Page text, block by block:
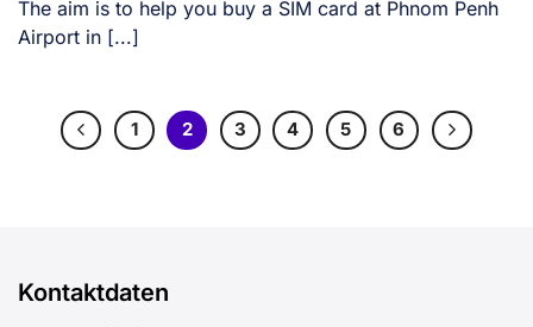
The aim is to help you buy a SIM card at Phnom Penh
Airport in [...]
1 2 3 4 5 6
Kontaktdaten